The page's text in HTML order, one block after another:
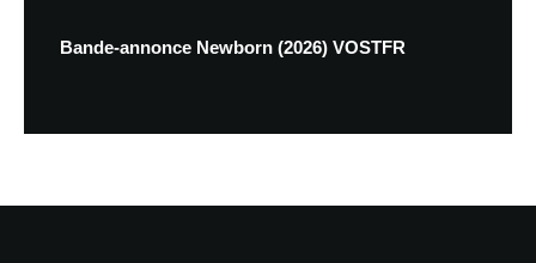
Bande-annonce Newborn (2026) VOSTFR